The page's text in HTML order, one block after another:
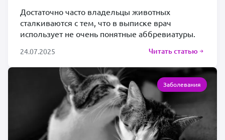
Достаточно часто владельцы животных
сталкиваются с тем, что в выписке врач
использует не очень понятные аббревиатуры.
24.07.2025 Читать статью
Заболевания